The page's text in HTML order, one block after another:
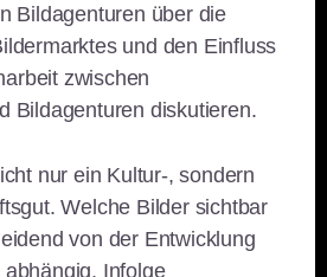
Bildagenturen über die
und den Einfluss
zwischen
Bildagenturen diskutieren.
nur ein Kultur-, sondern
Welche Bilder sichtbar
von der Entwicklung
Infolge